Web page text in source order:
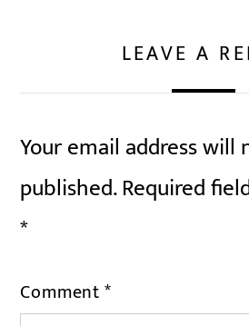
LEAVE A
Your email address will
published.Required
*
Comment*